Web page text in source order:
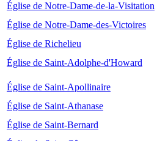
Église de Notre-Dame-de-la-Visitation
Église de Notre-Dame-des-Victoires
Église de Richelieu
Église de Saint-Adolphe-d'Howard
Église de Saint-Apollinaire
Église de Saint-Athanase
Église de Saint-Bernard